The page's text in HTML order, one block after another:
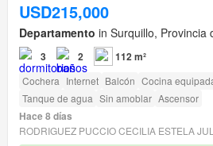
USD215,000
Departamento in Surquillo, Provincia
3 2 112 m²
Cochera Internet Balcón Cocina
Tanque de agua Sin amoblar Ascensor
Hace 8 días
RODRIGUEZ PUCCIO CECILIA ESTELA